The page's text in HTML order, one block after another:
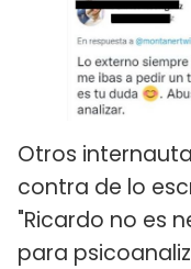
Otros
contra de lo
"Ricardo no es
para